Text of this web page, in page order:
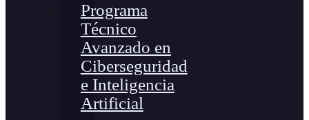
Programa
Técnico
Avanzado en
Ciberseguridad
e Inteligencia
Artificial